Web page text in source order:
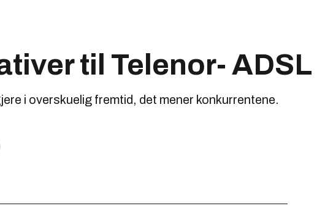
til Telenor- ADSL
i overskuelig fremtid, det mener konkurrentene.